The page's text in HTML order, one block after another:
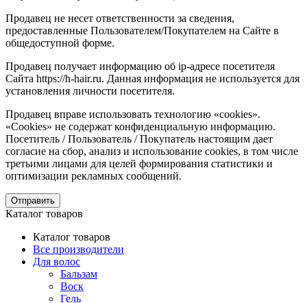
Продавец не несет ответственности за сведения,
предоставленные Пользователем/Покупателем на Сайте в
общедоступной форме.
Продавец получает информацию об ip-адресе посетителя
Сайта https://h-hair.ru. Данная информация не используется для
установления личности посетителя.
Продавец вправе использовать технологию «cookies».
«Cookies» не содержат конфиденциальную информацию.
Посетитель / Пользователь / Покупатель настоящим дает
согласие на сбор, анализ и использование cookies, в том числе
третьими лицами для целей формирования статистики и
оптимизации рекламных сообщений.
Отправить
Каталог товаров
Каталог товаров
Все производители
Для волос
Бальзам
Воск
Гель